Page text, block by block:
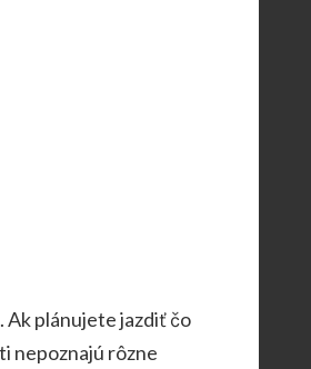
Ak plánujete jazdiť čo
nepoznajú rôzne